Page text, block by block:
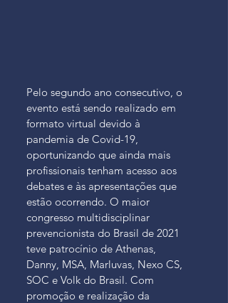
Pelo segundo ano consecutivo, o
evento está sendo realizado em
formato virtual devido à
pandemia de Covid-19,
oportunizando que ainda mais
profissionais tenham acesso aos
debates e às apresentações que
estão ocorrendo. O maior
congresso multidisciplinar
prevencionista do Brasil de 2021
teve patrocínio de Athenas,
Danny, MSA, Marluvas, Nexo CS,
SOC e Volk do Brasil. Com
promoção e realização da